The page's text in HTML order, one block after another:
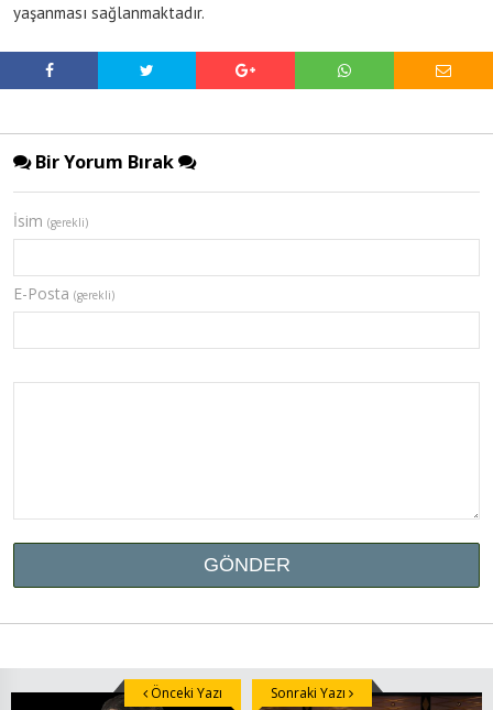
yaşanması sağlanmaktadır.
Bir Yorum Bırak
İsim (gerekli)
E-Posta (gerekli)
Önceki Yazı Sonraki Yazı